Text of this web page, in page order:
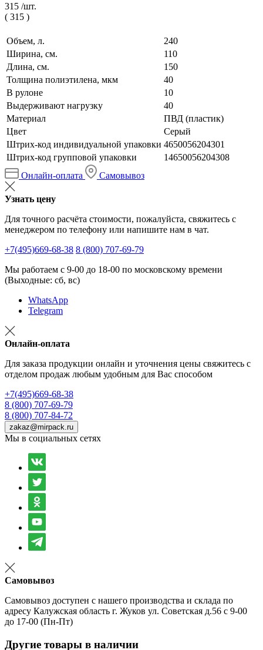
315 /шт.
( 315 )
Объем, л.
240
Ширина, см.
110
Длина, см.
150
Толщина полиэтилена, мкм
40
В рулоне
10
Выдерживают нагрузку
40
Материал
ПВД (пластик)
Цвет
Серый
Штрих-код индивидуальной упаковки 4650056204301
Штрих-код групповой упаковки
14650056204308
Онлайн-оплата
Самовывоз
Узнать цену
Для точного расчёта стоимости, пожалуйста, свяжитесь с
менеджером по телефону или напишите нам в чат.
+7(495)669-68-38 8 (800) 707-69-79
Мы работаем с 9-00 до 18-00 по московскому времени
(Выходные: сб, вс)
WhatsApp
Telegram
Онлайн-оплата
Для заказа продукции онлайн и уточнения цены свяжитесь с
отделом продаж любым удобным для Вас способом
+7(495)669-68-38
8 (800) 707-69-79
8 (800) 707-84-72
zakaz@mirpack.ru
Мы в социальных сетях
Самовывоз
Самовывоз доступен с нашего производства и склада по
адресу Калужская область г. Жуков ул. Советская д.56 с 9-00
до 17-00 (Пн-Пт)
Другие товары в наличии